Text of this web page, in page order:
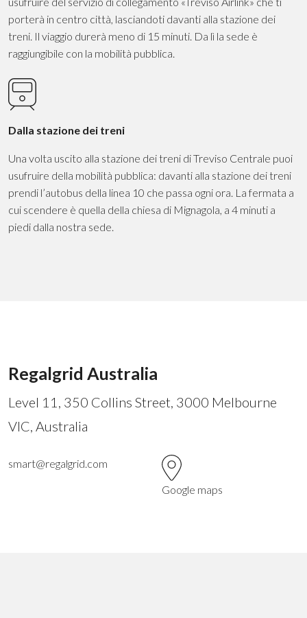
porterà in centro città, lasciandoti davanti alla stazione dei
treni. Il viaggio durerà meno di 15 minuti. Da lì la sede è
raggiungibile con la mobilità pubblica.
Dalla stazione dei treni
Una volta uscito alla stazione dei treni di Treviso Centrale puoi
usufruire della mobilità pubblica: davanti alla stazione dei treni
prendi l’autobus della linea 10 che passa ogni ora. La fermata a
cui scendere è quella della chiesa di Mignagola, a 4 minuti a
piedi dalla nostra sede.
Regalgrid Australia
Level 11, 350 Collins Street, 3000 Melbourne
VIC, Australia
smart@regalgrid.com
Google maps